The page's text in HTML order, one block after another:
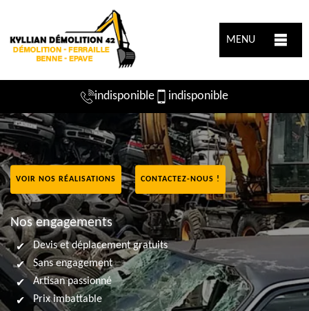
MENU
indisponible indisponible
VOIR NOS RÉALISATIONS CONTACTEZ-NOUS !
Nos engagements
Devis et déplacement gratuits
Sans engagement
Artisan passionné
Prix imbattable